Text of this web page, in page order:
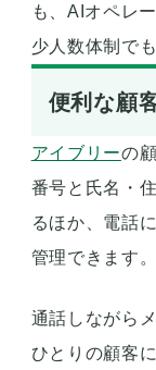
も、AIオペレ
少人数体制で
便利な顧
アイブリーの
番号と氏名・
るほか、電話
管理できます。
通話しながら
ひとりの顧客